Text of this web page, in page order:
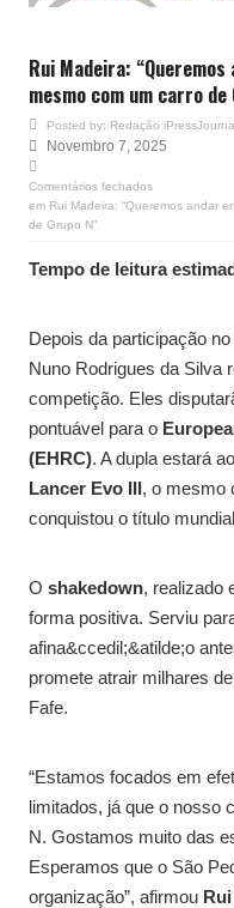
Rui Madeira:
mesmo com um carro de
Posted by: Redação
Novembro 7, 2025
Comentários fechados
em Rui Madeira: “Queremos andar
de Grupo N”
Tempo de leitura
Depois da participação
Nuno Rodrigues da Silva
competição. Eles
pontuável para o
(EHRC). A dupla estará
Lancer Evo III, o mesmo
conquistou o título
O shakedown, realizado
forma positiva. Serviu
afina&ccedil;&atilde;o
promete atrair milhares
Fafe.
“Estamos focados em
limitados, já que o nosso
N. Gostamos muito das
Esperamos que o São
organização”, afirmou